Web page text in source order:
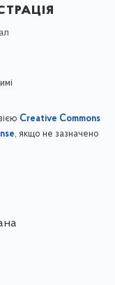
Creative Commons
, якщо не зазначено